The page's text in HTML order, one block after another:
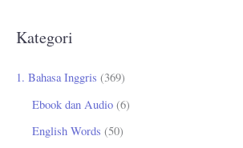
i
u
Kategori
1. Bahasa Inggris (369)
Ebook dan Audio (6)
English Words (50)